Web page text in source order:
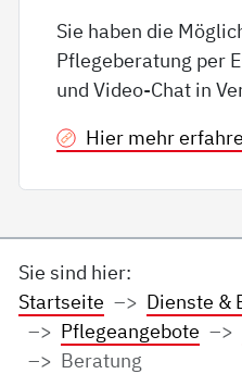
Sie haben die
Pflegeberatung per
und Video-Chat in
Hier mehr
Sie sind hier:
Startseite
Dienste &
Pflegeangebote
Beratung